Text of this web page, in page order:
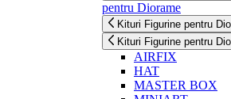
pentru Diorame
Kituri Figurine pentru
Kituri Figurine pentru
AIRFIX
HAT
MASTER BOX